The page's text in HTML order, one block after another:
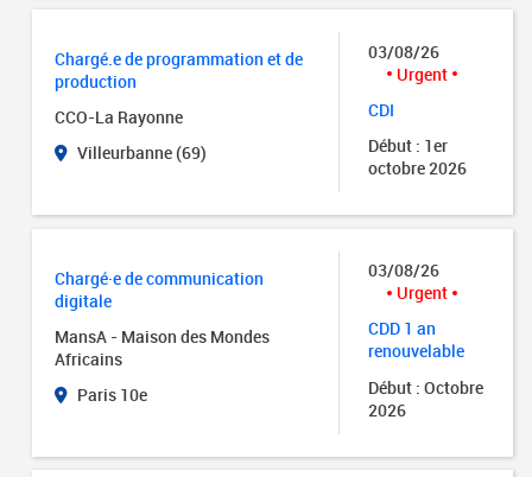
Chargé.e de programmation et de
production
CCO-La Rayonne
Villeurbanne (69)
03/08/26
Urgent
CDI
Début : 1er
octobre 2026
Chargé·e de communication
digitale
MansA - Maison des Mondes
Africains
Paris 10e
03/08/26
Urgent
CDD 1 an
renouvelable
Début : Octobre
2026